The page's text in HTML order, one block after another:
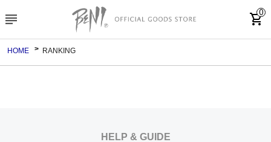
subject shopping_cart
0
HOME RANKING
HELP & GUIDE